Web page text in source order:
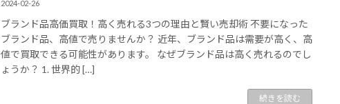
2024-02-26
ブランド品高価買取！高く売れる3つの理由と賢い売却術 不要になった
ブランド品、高値で売りませんか？ 近年、ブランド品は需要が高く、高
値で買取できる可能性があります。 なぜブランド品は高く売れるのでし
ょうか？ 1. 世界的 […]
続きを読む